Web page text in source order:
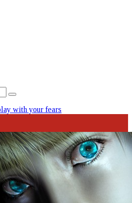
with your fears